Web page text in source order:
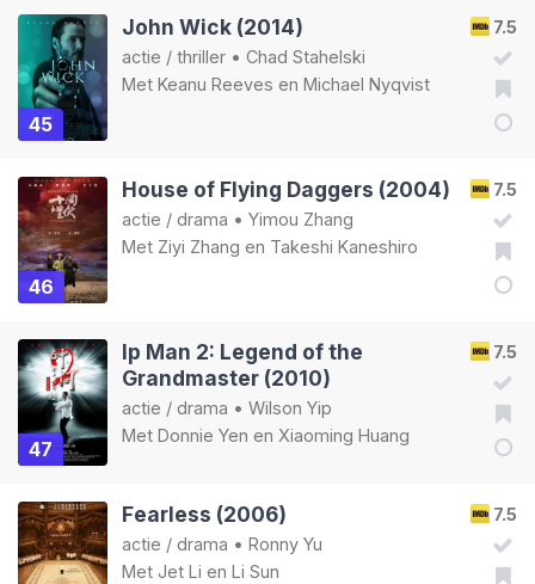
45
7.5
John Wick (2014)
actie / thriller • Chad Stahelski
Met Keanu Reeves en Michael Nyqvist
46
7.5
House of Flying Daggers (2004)
actie / drama • Yimou Zhang
Met Ziyi Zhang en Takeshi Kaneshiro
47
7.5
Ip Man 2: Legend of the
Grandmaster (2010)
actie / drama • Wilson Yip
Met Donnie Yen en Xiaoming Huang
7.5
Fearless (2006)
actie / drama • Ronny Yu
Met Jet Li en Li Sun